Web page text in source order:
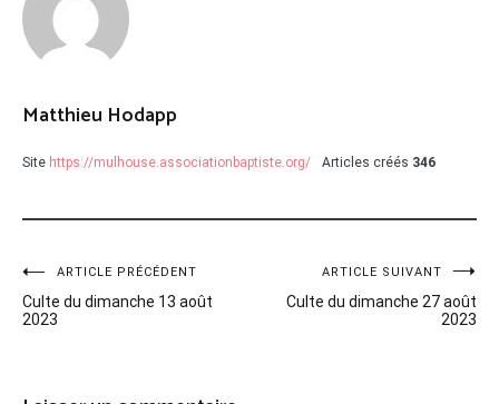
Matthieu Hodapp
Site https://mulhouse.associationbaptiste.org/ Articles créés 346
Navigation
de
ARTICLE PRÉCÉDENT
Culte du dimanche 13 août
2023
ARTICLE SUIVANT
Culte du dimanche 27 août
2023